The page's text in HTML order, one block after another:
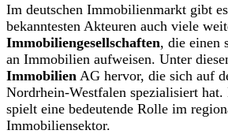
Im deutschen Immobilienmarkt gibt
bekanntesten Akteuren auch viele
Immobiliengesellschaften, die einen
an Immobilien aufweisen. Unter
Immobilien AG hervor, die sich auf
Nordrhein-Westfalen spezialisiert hat.
spielt eine bedeutende Rolle im
Immobiliensektor.